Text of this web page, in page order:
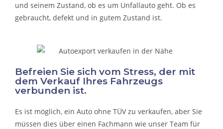
und seinem Zustand, ob es um Unfallauto geht. Ob es
gebraucht, defekt und in gutem Zustand ist.
Befreien Sie sich vom Stress, der mit
dem Verkauf Ihres Fahrzeugs
verbunden ist.
Es ist möglich, ein Auto ohne TÜV zu verkaufen, aber Sie
müssen dies über einen Fachmann wie unser Team für